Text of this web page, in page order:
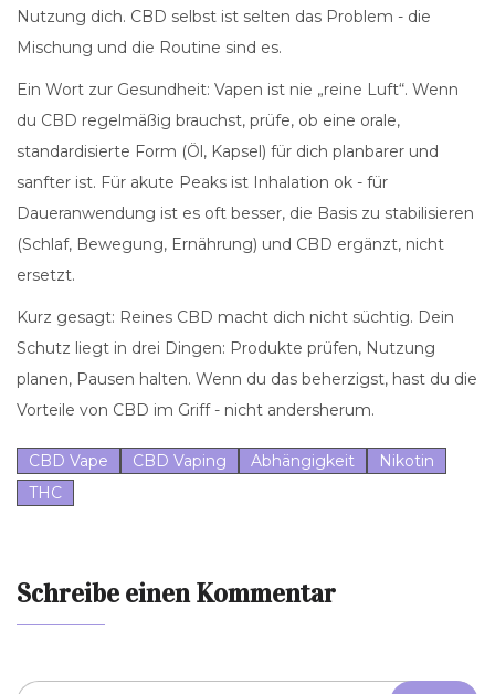
Nutzung dich. CBD selbst ist selten das Problem - die
Mischung und die Routine sind es.
Ein Wort zur Gesundheit: Vapen ist nie „reine Luft“. Wenn
du CBD regelmäßig brauchst, prüfe, ob eine orale,
standardisierte Form (Öl, Kapsel) für dich planbarer und
sanfter ist. Für akute Peaks ist Inhalation ok - für
Daueranwendung ist es oft besser, die Basis zu stabilisieren
(Schlaf, Bewegung, Ernährung) und CBD ergänzt, nicht
ersetzt.
Kurz gesagt: Reines CBD macht dich nicht süchtig. Dein
Schutz liegt in drei Dingen: Produkte prüfen, Nutzung
planen, Pausen halten. Wenn du das beherzigst, hast du die
Vorteile von CBD im Griff - nicht andersherum.
CBD Vape CBD Vaping Abhängigkeit
Nikotin
THC
Schreibe einen Kommentar